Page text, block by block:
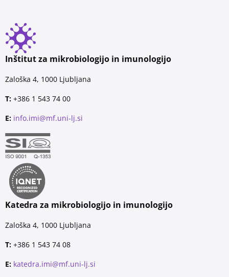
Inštitut za mikrobiologijo in imunologijo
Zaloška 4, 1000 Ljubljana
T: +386 1 543 74 00
E: info.imi@mf.uni-lj.si
Katedra za mikrobiologijo in imunologijo
Zaloška 4, 1000 Ljubljana
T: +386 1 543 74 08
E: katedra.imi@mf.uni-lj.si